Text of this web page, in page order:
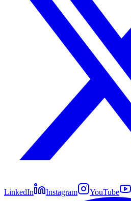
LinkedIn Instagram YouTube